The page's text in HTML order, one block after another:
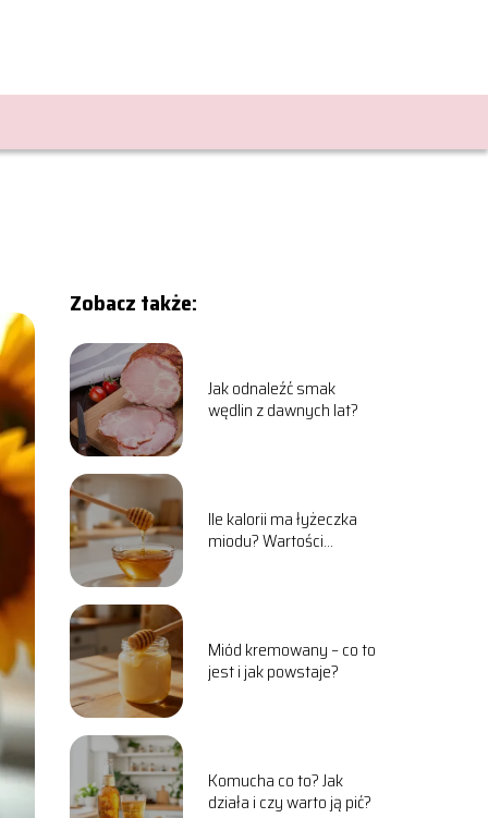
Zobacz także:
Jak odnaleźć smak
wędlin z dawnych lat?
Ile kalorii ma łyżeczka
miodu? Wartości
Miód kremowany – co to
jest i jak powstaje?
Komucha co to? Jak
działa i czy warto ją pić?